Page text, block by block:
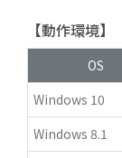
【動作環境】
OS
Windows 10
Windows 8.1